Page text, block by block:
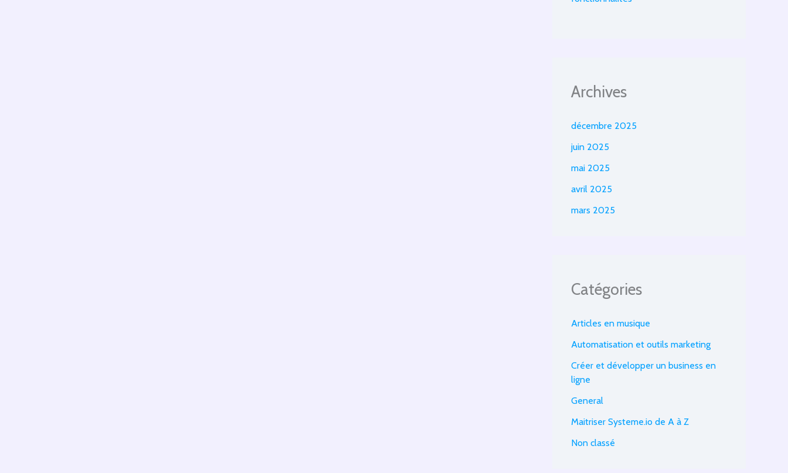
Archives
décembre 2025
juin 2025
mai 2025
avril 2025
mars 2025
Catégories
Articles en musique
Automatisation et outils marketing
Créer et développer un business en
ligne
General
Maitriser Systeme.io de A à Z
Non classé